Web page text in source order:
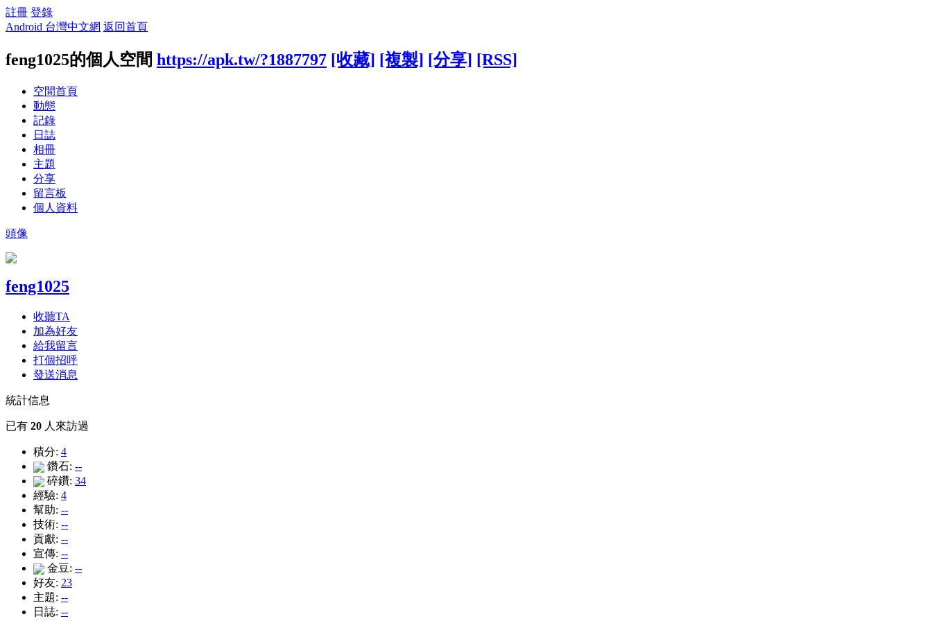
註冊 登錄
Android 台灣中文網 返回首頁
feng1025的個人空間 https://apk.tw/?1887797 [收藏] [複製] [分享] [RSS]
空間首頁
動態
記錄
日誌
相冊
主題
分享
留言板
個人資料
頭像
feng1025
收聽TA
加為好友
給我留言
打個招呼
發送消息
統計信息
已有 20 人來訪過
積分: 4
鑽石: --
碎鑽: 34
經驗: 4
幫助: --
技術: --
貢獻: --
宣傳: --
金豆: --
好友: 23
主題: --
日誌: --